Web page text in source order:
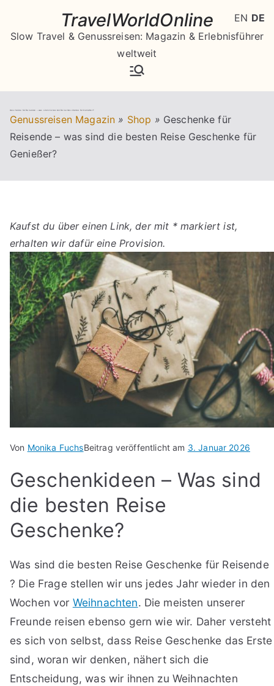
springen
TravelWorldOnline
Slow Travel & Genussreisen: Magazin & Erlebnisführer
weltweit
Geschenke für Reisende – was sind die besten Reise Geschenke für Genießer?
Genussreisen Magazin » Shop » Geschenke für
Reisende – was sind die besten Reise Geschenke für
Genießer?
Kaufst du über einen Link, der mit * markiert ist,
erhalten wir dafür eine Provision.
Von Monika FuchsBeitrag veröffentlicht am 3. Januar 2026
Geschenkideen – Was sind
die besten Reise
Geschenke?
Was sind die besten Reise Geschenke für Reisende
? Die Frage stellen wir uns jedes Jahr wieder in den
Wochen vor Weihnachten. Die meisten unserer
Freunde reisen ebenso gern wie wir. Daher versteht
es sich von selbst, dass Reise Geschenke das Erste
sind, woran wir denken, nähert sich die
Entscheidung, was wir ihnen zu Weihnachten
EN DE